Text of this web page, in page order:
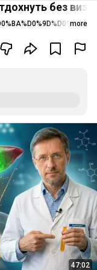
без
more
47:02